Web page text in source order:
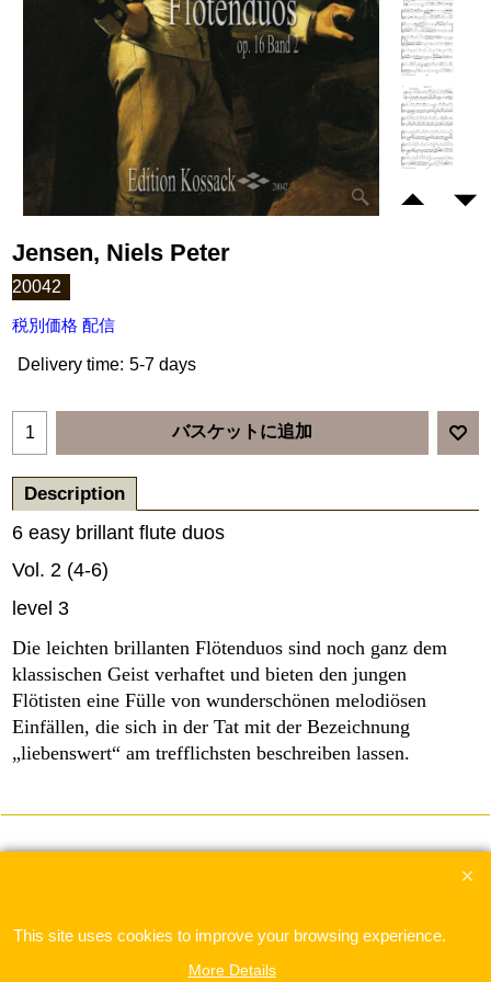
Jensen, Niels Peter
20042
税別価格 配信
Delivery time: 5-7 days
バスケットに追加
Description
6 easy brillant flute duos
Vol. 2 (4-6)
level 3
Die leichten brillanten Flötenduos sind noch ganz dem
klassischen Geist verhaftet und bieten den jungen
Flötisten eine Fülle von wunderschönen melodiösen
Einfällen, die sich in der Tat mit der Bezeichnung
„liebenswert“ am trefflichsten beschreiben lassen.
This site uses cookies to improve your browsing experience.
More Details